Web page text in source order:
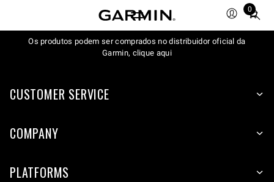
0
Total
items
in
Os produtos podem ser comprados no distribuidor oficial da
Garmin, clique aqui
CUSTOMER SERVICE
COMPANY
PLATFORMS